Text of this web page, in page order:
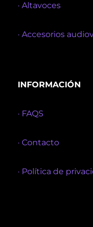
· Altavoces
· Accesorios
INFORMACIÓN
· FAQS
· Contacto
· Política de